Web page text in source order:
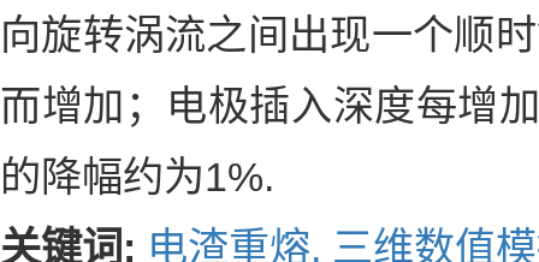
向旋转涡流之间出现一个顺
而增加；电极插入深度每增
的降幅约为1%.
关键词: 电渣重熔, 三维数值